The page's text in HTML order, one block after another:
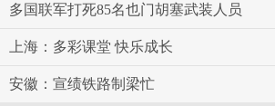
多国联军打死85名也门胡塞武装人员
上海：多彩课堂 快乐成长
安徽：宣绩铁路制梁忙